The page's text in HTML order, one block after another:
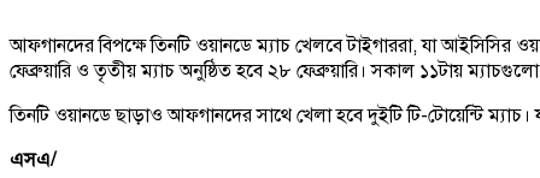
আফগানদের বিপক্ষে তিনটি ওয়ানডে ম্যাচ খেলবে টাইগাররা, যা আইসিসির
ফেব্রুয়ারি ও তৃতীয় ম্যাচ অনুষ্ঠিত হবে ২৮ ফেব্রুয়ারি। সকাল ১১টায় ম্যাচগুলো
তিনটি ওয়ানডে ছাড়াও আফগানদের সাথে খেলা হবে দুইটি টি-টোয়েন্টি
এসএ/